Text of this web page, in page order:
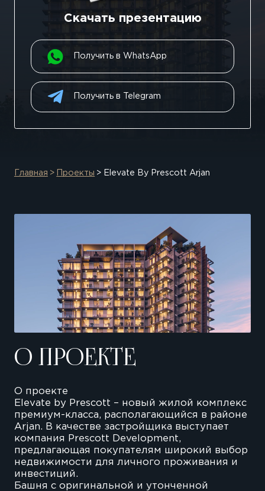
Скачать презентацию
Получить в WhatsApp
Получить в Telegram
Главная Проекты Elevate By Prescott Arjan
О ПРОЕКТЕ
О проекте
Elevate by Prescott – новый жилой комплекс
премиум-класса, располагающийся в районе
Arjan. В качестве застройщика выступает
компания Prescott Development,
предлагающая покупателям широкий выбор
недвижимости для личного проживания и
инвестиций.
Башня с оригинальной и утонченной